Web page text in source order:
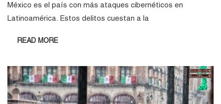
México es el país con más ataques cibernéticos en
Latinoamérica. Estos delitos cuestan a la
READ MORE